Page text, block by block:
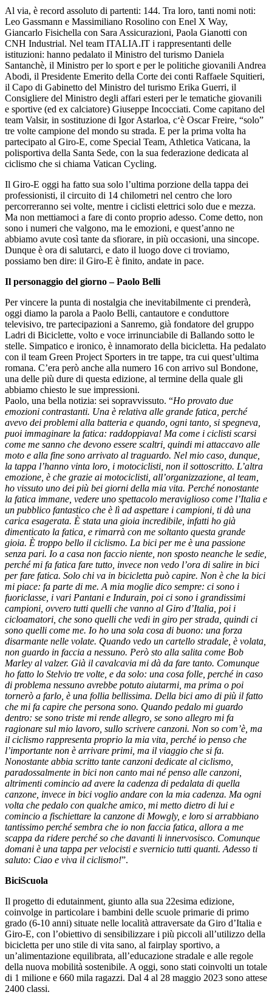
Al via, è record assoluto di partenti: 144. Tra loro, tanti nomi noti:
Leo Gassmann e Massimiliano Rosolino con Enel X Way,
Giancarlo Fisichella con Sara Assicurazioni, Paola Gianotti con
CNH Industrial. Nel team ITALIA.IT i rappresentanti delle
istituzioni: hanno pedalato il Ministro del turismo Daniela
Santanchè, il Ministro per lo sport e per le politiche giovanili Andrea
Abodi, il Presidente Emerito della Corte dei conti Raffaele Squitieri,
il Capo di Gabinetto del Ministro del turismo Erika Guerri, il
Consigliere del Ministro degli affari esteri per le tematiche giovanili
e sportive (ed ex calciatore) Giuseppe Incocciati. Come capitano del
team Valsir, in sostituzione di Igor Astarloa, c‘è Oscar Freire, “solo”
tre volte campione del mondo su strada. E per la prima volta ha
partecipato al Giro-E, come Special Team, Athletica Vaticana, la
polisportiva della Santa Sede, con la sua federazione dedicata al
ciclismo che si chiama Vatican Cycling.
Il Giro-E oggi ha fatto sua solo l’ultima porzione della tappa dei
professionisti, il circuito di 14 chilometri nel centro che loro
percorreranno sei volte, mentre i ciclisti elettrici solo due e mezza.
Ma non mettiamoci a fare di conto proprio adesso. Come detto, non
sono i numeri che valgono, ma le emozioni, e quest’anno ne
abbiamo avute così tante da sfiorare, in più occasioni, una sincope.
Dunque è ora di salutarci, e dato il luogo dove ci troviamo,
possiamo ben dire: il Giro-E è finito, andate in pace.
Il personaggio del giorno – Paolo Belli
Per vincere la punta di nostalgia che inevitabilmente ci prenderà,
oggi diamo la parola a Paolo Belli, cantautore e conduttore
televisivo, tre partecipazioni a Sanremo, già fondatore del gruppo
Ladri di Biciclette, volto e voce irrinunciabile di Ballando sotto le
stelle. Simpatico e ironico, è innamorato della bicicletta. Ha pedalato
con il team Green Project Sporters in tre tappe, tra cui quest’ultima
romana. C’era però anche alla numero 16 con arrivo sul Bondone,
una delle più dure di questa edizione, al termine della quale gli
abbiamo chiesto le sue impressioni.
Paolo, una bella notizia: sei sopravvissuto. “Ho provato due
emozioni contrastanti. Una è relativa alle grande fatica, perché
avevo dei problemi alla batteria e quando, ogni tanto, si spegneva,
puoi immaginare la fatica: raddoppiava! Ma come i ciclisti scarsi
come me sanno che devono essere scaltri, quindi mi attaccavo alle
moto e alla fine sono arrivato al traguardo. Nel mio caso, dunque,
la tappa l’hanno vinta loro, i motociclisti, non il sottoscritto. L’altra
emozione, è che grazie ai motociclisti, all’organizzazione, al team,
ho vissuto uno dei più bei giorni della mia vita. Perché nonostante
la fatica immane, vedere uno spettacolo meraviglioso come l’Italia e
un pubblico fantastico che è lì ad aspettare i campioni, ti dà una
carica esagerata. È stata una gioia incredibile, infatti ho già
dimenticato la fatica, e rimarrà con me soltanto questa grande
gioia. È troppo bello il ciclismo. La bici per me è una passione
senza pari. Io a casa non faccio niente, non sposto neanche le sedie,
perché mi fa fatica fare tutto, invece non vedo l’ora di salire in bici
per fare fatica. Solo chi va in bicicletta può capire. Non è che la bici
mi piace: fa parte di me. A mia moglie dico sempre: ci sono i
fuoriclasse, i vari Pantani e Indurain, poi ci sono i grandissimi
campioni, ovvero tutti quelli che vanno al Giro d’Italia, poi i
cicloamatori, che sono quelli che vedi in giro per strada, quindi ci
sono quelli come me. Io ho una sola cosa di buono: una forza
disarmante nelle volate. Quando vedo un cartello stradale, è volata,
non guardo in faccia a nessuno. Però sto alla salita come Bob
Marley al valzer. Già il cavalcavia mi dà da fare tanto. Comunque
ho fatto lo Stelvio tre volte, e da solo: una cosa folle, perché in caso
di problema nessuno avrebbe potuto aiutarmi, ma prima o poi
tornerò a farlo, è una follia bellissima. Della bici amo di più il fatto
che mi fa capire che persona sono. Quando pedalo mi guardo
dentro: se sono triste mi rende allegro, se sono allegro mi fa
ragionare sul mio lavoro, sullo scrivere canzoni. Non so com’è, ma
il ciclismo rappresenta proprio la mia vita, perché io penso che
l’importante non è arrivare primi, ma il viaggio che si fa.
Nonostante abbia scritto tante canzoni dedicate al ciclismo,
paradossalmente in bici non canto mai né penso alle canzoni,
altrimenti comincio ad avere la cadenza di pedalata di quella
canzone, invece in bici voglio andare con la mia cadenza. Ma ogni
volta che pedalo con qualche amico, mi metto dietro di lui e
comincio a fischiettare la canzone di Mowgly, e loro si arrabbiano
tantissimo perché sembra che io non faccia fatica, allora a me
scappa da ridere perché so che davanti li innervosisco. Comunque
domani è una tappa per velocisti e svernicio tutti quanti. Adesso ti
saluto: Ciao e viva il ciclismo!”.
BiciScuola
Il progetto di edutainment, giunto alla sua 22esima edizione,
coinvolge in particolare i bambini delle scuole primarie di primo
grado (6-10 anni) situate nelle località attraversate da Giro d’Italia e
Giro-E, con l’obiettivo di sensibilizzare i più piccoli all’utilizzo della
bicicletta per uno stile di vita sano, al fairplay sportivo, a
un’alimentazione equilibrata, all’educazione stradale e alle regole
della nuova mobilità sostenibile. A oggi, sono stati coinvolti un totale
di 1 milione e 660 mila ragazzi. Dal 4 al 28 maggio 2023 sono attese
2400 classi.